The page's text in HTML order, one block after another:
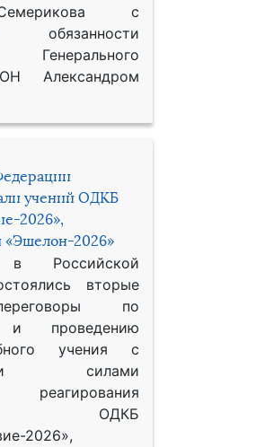
с
обязанности
Генерального
Александром
учений ОДКБ
2026»,
«Эшелон-2026»
Российской
вторые
по
и проведению
учения с
силами
реагирования
ОДКБ
2026»,